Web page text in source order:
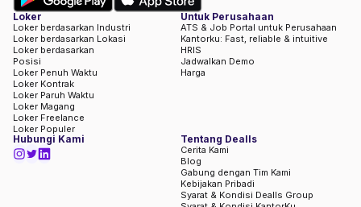
Loker
Loker berdasarkan Industri
Loker berdasarkan Lokasi
Loker berdasarkan
Posisi
Loker Penuh Waktu
Loker Kontrak
Loker Paruh Waktu
Loker Magang
Loker Freelance
Loker Populer
Untuk Perusahaan
ATS & Job Portal untuk Perusahaan
Kantorku: Fast, reliable & intuitive
HRIS
Jadwalkan Demo
Harga
Hubungi Kami Tentang Dealls
Cerita Kami
Blog
Gabung dengan Tim Kami
Kebijakan Pribadi
Syarat & Kondisi Dealls Group